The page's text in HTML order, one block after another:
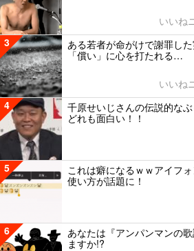
いいね
3
ある若者が命がけで謝罪し
「償い」に心を打たれる…
いいね
4
千原せいじさんの伝説的な
どれも面白い！！
5
これは癖になるｗｗアイフ
使い方が話題に！
6
あなたは『アンパンマンの
ますか!?